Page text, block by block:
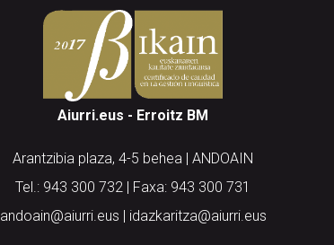
Aiurri.eus - Erroitz BM
Arantzibia plaza, 4-5 behea | ANDOAIN
Tel.: 943 300 732 | Faxa: 943 300 731
andoain@aiurri.eus | idazkaritza@aiurri.eus